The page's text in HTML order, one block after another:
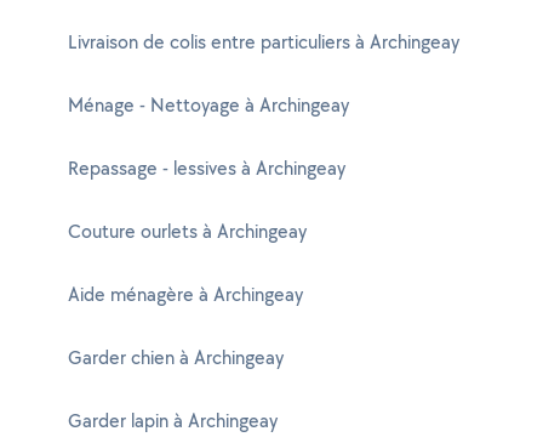
Livraison de colis entre particuliers à Archingeay
Ménage - Nettoyage à Archingeay
Repassage - lessives à Archingeay
Couture ourlets à Archingeay
Aide ménagère à Archingeay
Garder chien à Archingeay
Garder lapin à Archingeay